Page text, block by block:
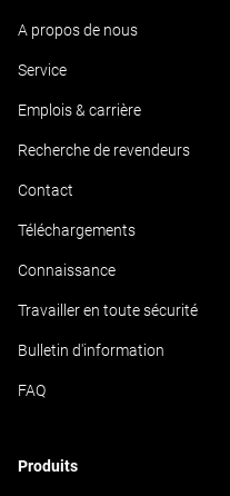
A propos de nous
Service
Emplois & carrière
Recherche de revendeurs
Contact
Téléchargements
Connaissance
Travailler en toute sécurité
Bulletin d'information
FAQ
Produits